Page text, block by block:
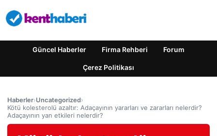
Güncel Haberler Firma Rehberi Forum
Çerez Politikası
Haberler›Uncategorized›
Kötü kolesterolü azaltır: Adaçayının yararları ve zararları nelerdir?
Adaçayının yan etkileri nelerdir?